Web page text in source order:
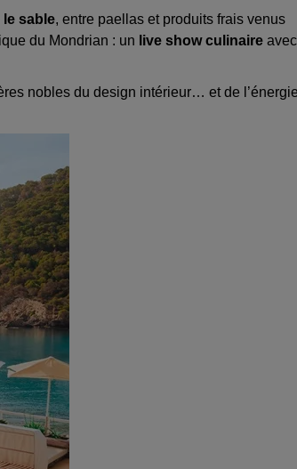
sable, entre paellas et produits frais venus
du Mondrian : un live show culinaire avec
nobles du design intérieur… et de